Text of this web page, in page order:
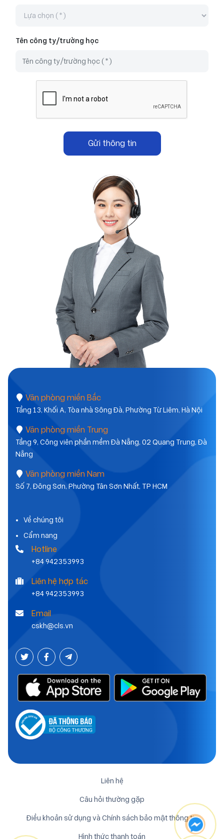
Tên công ty/trường học
Gửi thông tin
Văn phòng miền Bắc
Tầng 13, Khối A, Tòa nhà Sông Đà, Phường Từ Liêm, Hà Nội
Văn phòng miền Trung
Tầng 9, Công viên phần mềm Đà Nẵng, 02 Quang Trung, Đà
Nẵng
Văn phòng miền Nam
Số 7, Đông Sơn, Phường Tân Sơn Nhất, TP HCM
Về chúng tôi
Cẩm nang
Hotline
+84 942353993
Liên hệ hợp tác
+84 942353993
Email
cskh@cls.vn
Liên hệ
Câu hỏi thường gặp
Điều khoản sử dụng và Chính sách bảo mật thông tin
Hình thức thanh toán